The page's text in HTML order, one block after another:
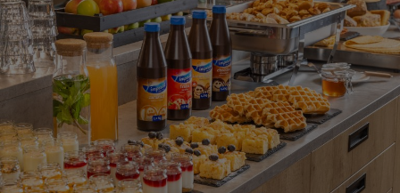
EFFICIËNTIE, KWALITEIT EN SMAAK
VOOR DE PROFESSIONELE KEUKEN
Ontdek de zoete oplossingen van Dr. Oetker Professional
– ideaal voor horeca, leisure en convenience. Van
ontbijtbuffet tot dessert: met onze kant-en-klare snacks
en desserten werk je sneller én eenvoudiger, zonder in te
boeten op smaak of kwaliteit.